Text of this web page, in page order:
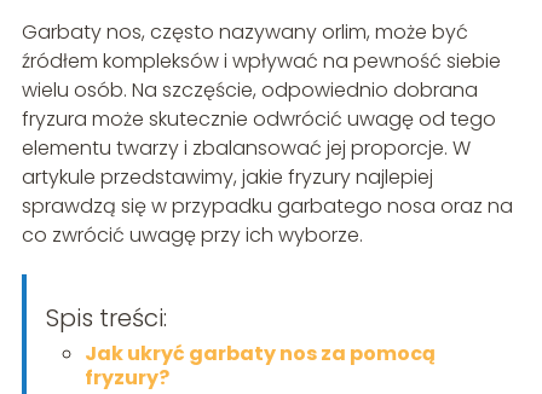
Garbaty nos, często nazywany orlim, może być
źródłem kompleksów i wpływać na pewność siebie
wielu osób. Na szczęście, odpowiednio dobrana
fryzura może skutecznie odwrócić uwagę od tego
elementu twarzy i zbalansować jej proporcje. W
artykule przedstawimy, jakie fryzury najlepiej
sprawdzą się w przypadku garbatego nosa oraz na
co zwrócić uwagę przy ich wyborze.
Spis treści:
Jak ukryć garbaty nos za pomocą
fryzury?